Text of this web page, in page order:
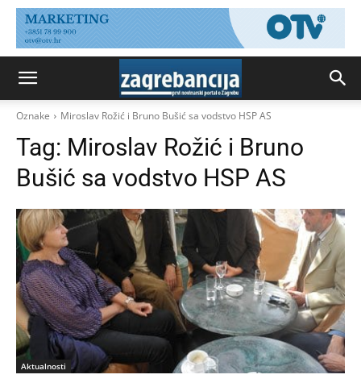
Oznake Miroslav Rožić i Bruno Bušić sa vodstvo HSP AS
Tag: Miroslav Rožić i Bruno
Bušić sa vodstvo HSP AS
Aktualnosti